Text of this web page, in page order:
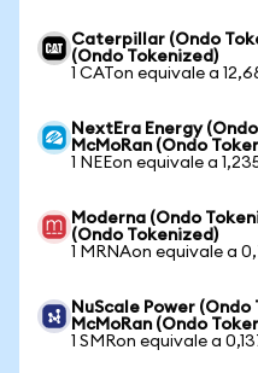
Caterpillar (Ondo
(Ondo Tokenized)
1 CATon equivale a
NextEra Energy
McMoRan (Ondo
1 NEEon equivale a
Moderna (Ondo
(Ondo Tokenized)
1 MRNAon equivale a
NuScale Power
McMoRan (Ondo
1 SMRon equivale a